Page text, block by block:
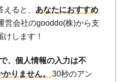
ると、 あなたにおすすめ
営会社のgooddo(株)から支
します！
、個人情報の入力は不
りません。 30秒のアン